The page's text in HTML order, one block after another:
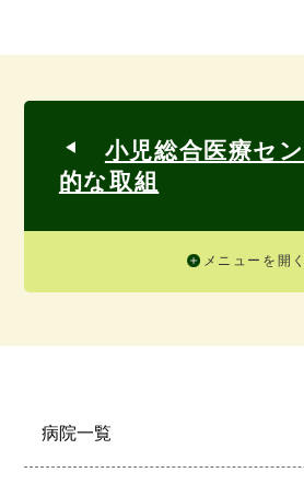
小児総合医療セ
的な取組
メニューを開く
病院一覧